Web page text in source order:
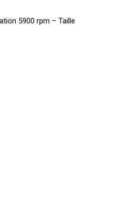
5900 rpm – Taille